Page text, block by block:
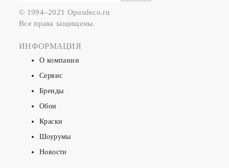
© 1994–2021 Opusdeco.ru
Все права защищены.
ИНФОРМАЦИЯ
О компании
Сервис
Бренды
Обои
Краски
Шоурумы
Новости